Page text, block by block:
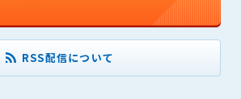
RSS配信について
スワードの管理不十分、使用上の過誤、
を含む）の使用等による損害について責任
管理者は一切責任を負いません。
項）